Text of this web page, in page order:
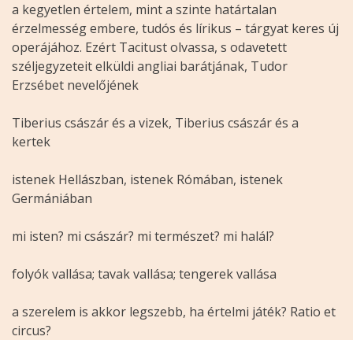
a kegyetlen értelem, mint a szinte határtalan
érzelmesség embere, tudós és lírikus – tárgyat keres új
operájához. Ezért Tacitust olvassa, s odavetett
széljegyzeteit elküldi angliai barátjának, Tudor
Erzsébet nevelőjének
Tiberius császár és a vizek, Tiberius császár és a
kertek
istenek Hellászban, istenek Rómában, istenek
Germániában
mi isten? mi császár? mi természet? mi halál?
folyók vallása; tavak vallása; tengerek vallása
a szerelem is akkor legszebb, ha értelmi játék? Ratio et
circus?